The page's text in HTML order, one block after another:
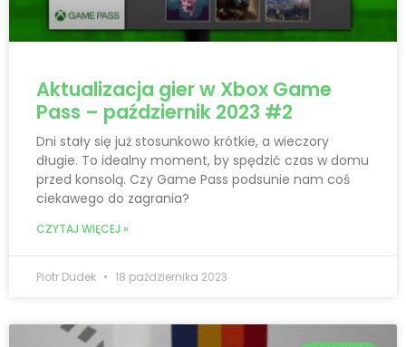
Aktualizacja gier w Xbox Game
Pass – październik 2023 #2
Dni stały się już stosunkowo krótkie, a wieczory
długie. To idealny moment, by spędzić czas w domu
przed konsolą. Czy Game Pass podsunie nam coś
ciekawego do zagrania?
CZYTAJ WIĘCEJ »
Piotr Dudek 18 października 2023